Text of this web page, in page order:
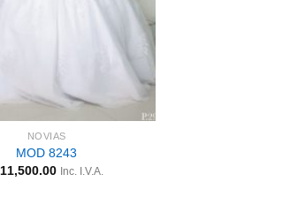
NOVIAS
MOD 8243
11,500.00 Inc. I.V.A.